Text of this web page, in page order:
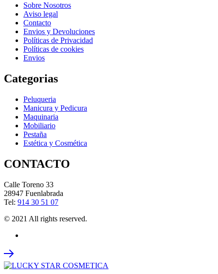
Sobre Nosotros
Aviso legal
Contacto
Envios y Devoluciones
Políticas de Privacidad
Políticas de cookies
Envios
Categorias
Peluqueria
Manicura y Pedicura
Maquinaria
Mobiliario
Pestaña
Estética y Cosmética
CONTACTO
Calle Toreno 33
28947 Fuenlabrada
Tel: 914 30 51 07
© 2021 All rights reserved.